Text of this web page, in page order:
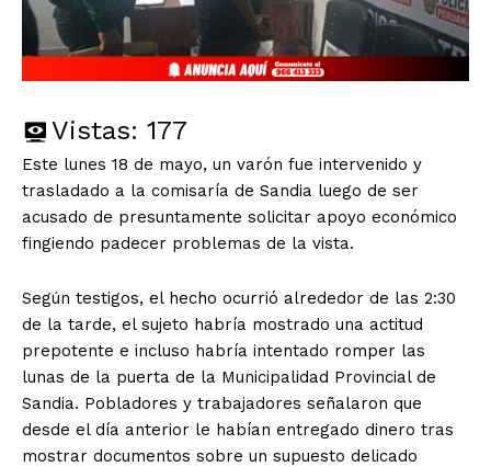
Vistas: 177
Este lunes 18 de mayo, un varón fue intervenido y
trasladado a la comisaría de Sandia luego de ser
acusado de presuntamente solicitar apoyo económico
fingiendo padecer problemas de la vista.
Según testigos, el hecho ocurrió alrededor de las 2:30
de la tarde, el sujeto habría mostrado una actitud
prepotente e incluso habría intentado romper las
lunas de la puerta de la Municipalidad Provincial de
Sandia. Pobladores y trabajadores señalaron que
desde el día anterior le habían entregado dinero tras
mostrar documentos sobre un supuesto delicado